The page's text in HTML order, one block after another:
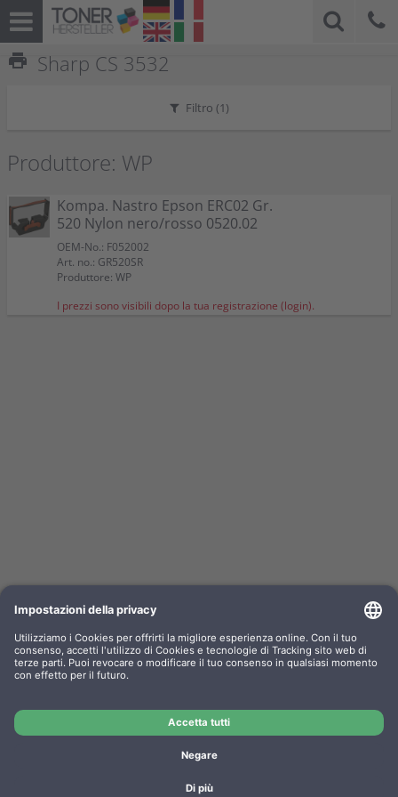
print Sharp CS 3532
Filtro (1)
Produttore: WP
Kompa. Nastro Epson ERC02 Gr.
520 Nylon nero/rosso 0520.02
OEM-No.: F052002
Art. no.: GR520SR
Produttore: WP
I prezzi sono visibili dopo la tua registrazione (login).
Kompa. Nastro Epson ERC02 Gr. 520 Nylon
nero/rosso 0520.02
Produttore: WP